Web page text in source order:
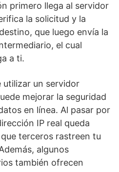
primero llega al servidor
la solicitud y la
que luego envía la
el cual
a ti.
utilizar un servidor
mejorar la seguridad
en línea. Al pasar por
IP real queda
terceros rastreen tu
algunos
también ofrecen